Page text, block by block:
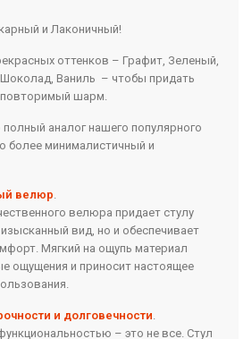
и Лаконичный!
оттенков – Графит, Зеленый,
Ваниль – чтобы придать
шарм.
полный аналог нашего популярного
более минималистичный и
велюр
велюра придает стулу
вид, но и обеспечивает
Мягкий на ощупь материал
ощущения и приносит настоящее
и долговечности
– это не все. Стул